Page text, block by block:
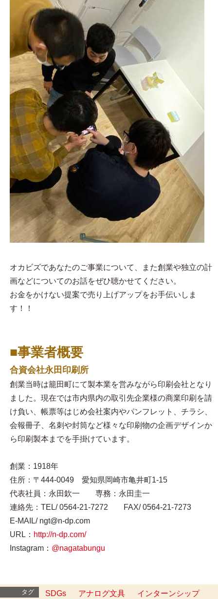
オカビズであなたのご事業について、また創業や独立の計
画などについてのお話をぜひ聴かせてください。
お金をかけない提案で売り上げアップをお手伝いしま
す！！
■事業者概要
合資会社永田印刷所
創業当時は籠田町にて製本業を営みながら印刷会社となり
ました。現在では市内県内の取引先企業様の商業印刷を請
け負い、帳票等はじめ会社案内やパンフレット、チラシ、
会報冊子、名刺や封筒など様々な印刷物の企画デザインか
ら印刷製本までを手掛けています。
創業：1918年
住所：〒444-0049 愛知県岡崎市亀井町1-15
代表社員：永田欽一 専務：永田圭一
連絡先：TEL/ 0564-21-7272 FAX/ 0564-21-7273
E-MAIL/ ngt@n-dp.com
URL： http://n-dp.com/
Instagram： @nagatabungu
タグ SDGs アナログ文具
インターンシップ